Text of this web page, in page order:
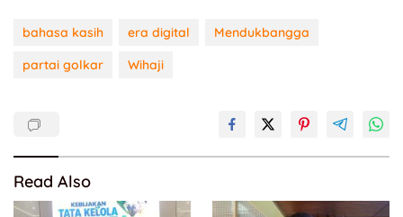
bahasa kasih era digital
Mendukbangga
partai golkar
Wihaji
Read Also